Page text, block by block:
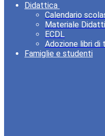
Didattica
Calendario
Materiale
ECDL
Adozione libri di
Famiglie e studenti